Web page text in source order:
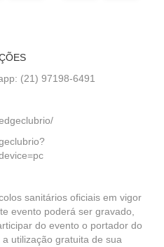
(21) 97198-6491
sanitários oficiais em vigor
evento poderá ser gravado,
do evento o portador do
utilização gratuita de sua